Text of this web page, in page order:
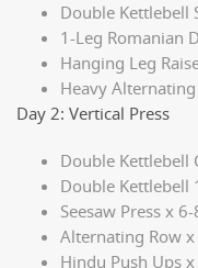
Double Kettlebell
1-Leg Romanian
Hanging Leg
Heavy
Day 2: Vertical Press
Double Kettlebell
Double Kettlebell
Seesaw Press x
Alternating Row